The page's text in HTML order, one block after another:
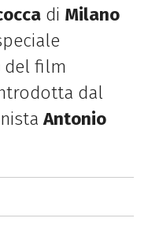
di Milano
del film
dal
Antonio